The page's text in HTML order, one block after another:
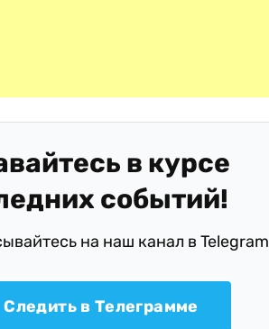
в курсе
событий!
на наш канал в Telegram
Следить в Телеграмме